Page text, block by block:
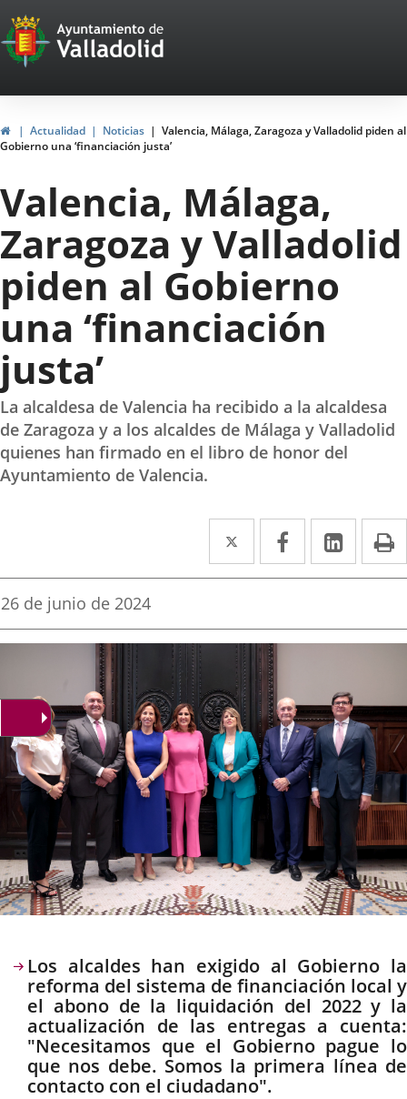
Portal
Web
del
Ayuntamiento
de
Valladolid
InicioActualidad Noticias
Valencia, Málaga, Zaragoza y Valladolid piden al
Gobierno una ‘financiación justa’
Valencia, Málaga,
Zaragoza y Valladolid
piden al Gobierno
una ‘financiación
justa’
La alcaldesa de Valencia ha recibido a la alcaldesa
de Zaragoza y a los alcaldes de Málaga y Valladolid
quienes han firmado en el libro de honor del
Ayuntamiento de Valencia.
Twitter
Enlace
a
aplicación
externa.
Facebook
Enlace
a
aplicación
Enlace
a
Fecha
la
26 de junio de 2024
Descripción
Los alcaldes han exigido al Gobierno la
reforma del sistema de financiación local y
el abono de la liquidación del 2022 y la
actualización de las entregas a cuenta:
"Necesitamos que el Gobierno pague lo
que nos debe. Somos la primera línea de
contacto con el ciudadano".